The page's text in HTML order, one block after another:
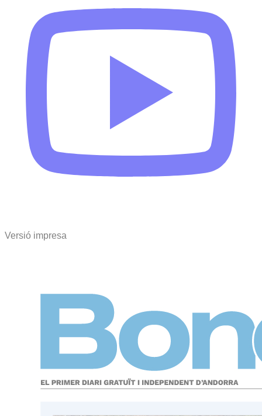
Versió impresa